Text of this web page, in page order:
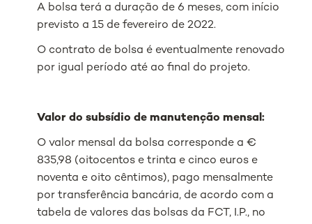
A bolsa terá a duração de 6 meses, com início
previsto a 15 de fevereiro de 2022.
O contrato de bolsa é eventualmente renovado
por igual período até ao final do projeto.
Valor do subsídio de manutenção mensal:
O valor mensal da bolsa corresponde a €
835,98 (oitocentos e trinta e cinco euros e
noventa e oito cêntimos), pago mensalmente
por transferência bancária, de acordo com a
tabela de valores das bolsas da FCT, I.P., no